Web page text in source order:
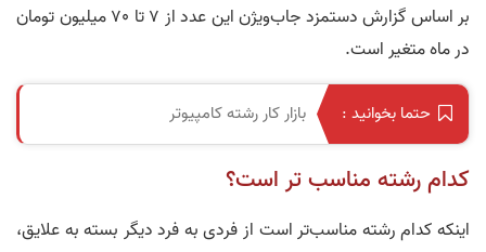
بر اساس گزارش دستمزد جاب‌ویژن این عدد از 7 تا 70 میلیون تومان
در ماه متغیر است.
حتما بخوانید : بازار کار رشته کامپیوتر
کدام رشته مناسب‌ تر است؟
اينکه کدام رشته مناسب‌تر است از فردی به فرد ديگر بسته به علایق،